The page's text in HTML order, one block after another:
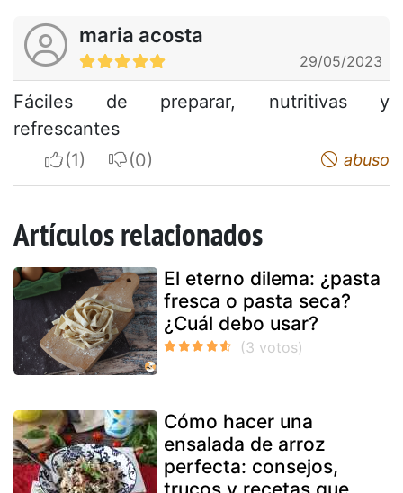
maria acosta
29/05/2023
Fáciles de preparar, nutritivas y
refrescantes
I apreciateI do not appreciate abuso
Artículos relacionados
El eterno dilema: ¿pasta
fresca o pasta seca?
¿Cuál debo usar?
Cómo hacer una
ensalada de arroz
perfecta: consejos,